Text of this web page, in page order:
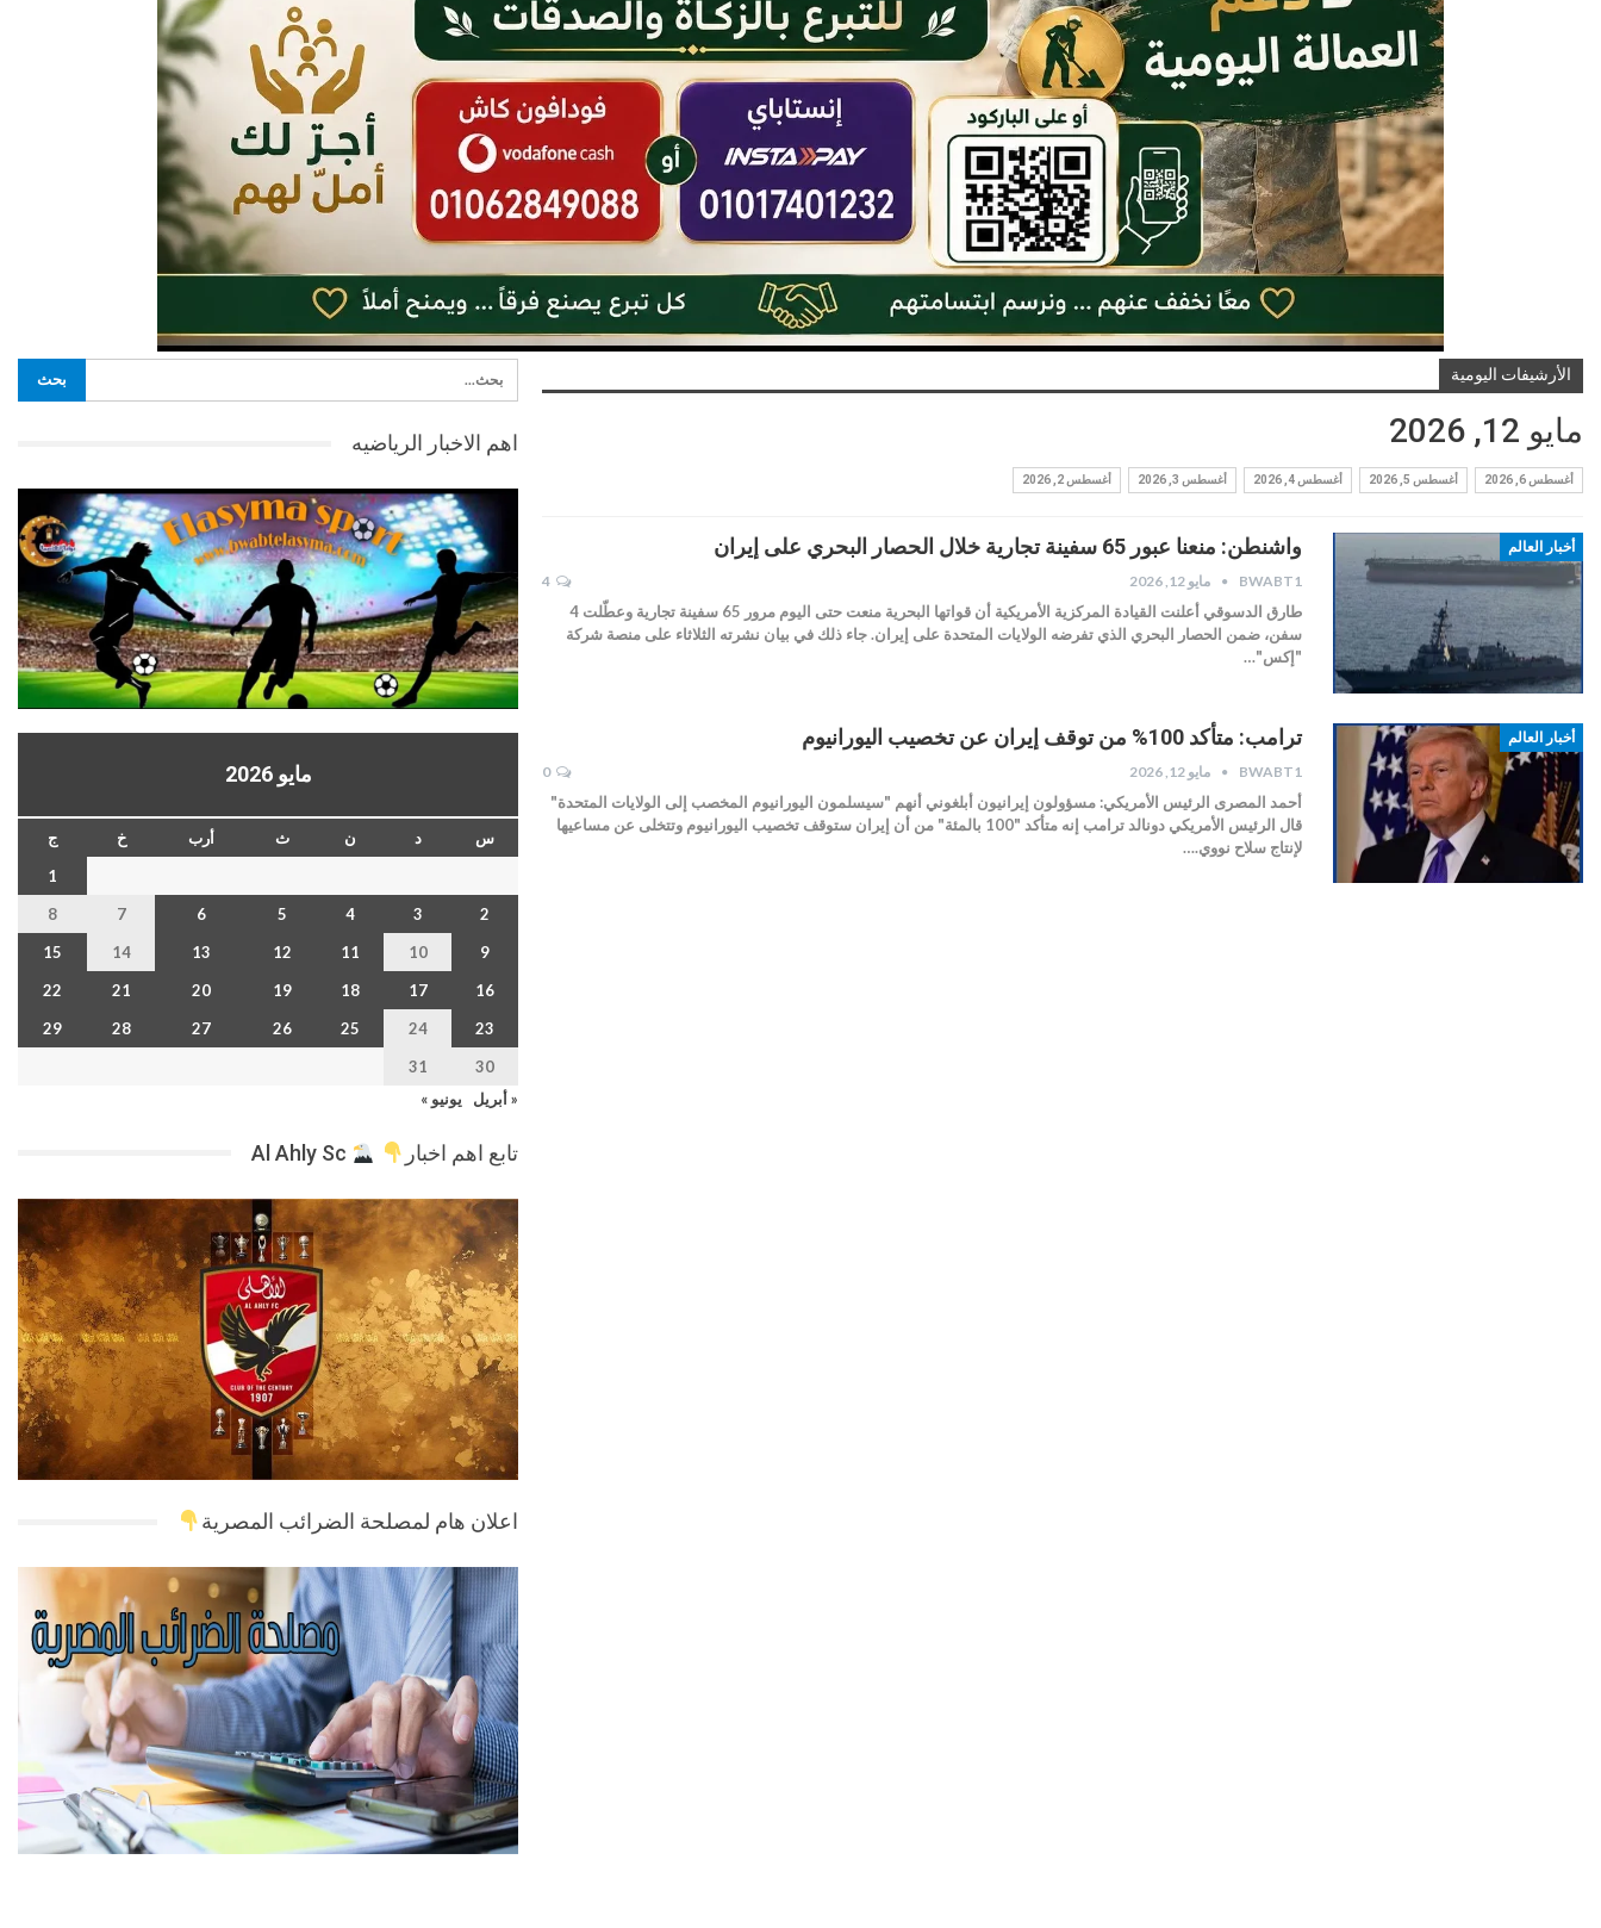
الأرشيفات اليومية
مايو 12, 2026
أغسطس 6, 2026 أغسطس 5, 2026 أغسطس 4, 2026 أغسطس 3, 2026 أغسطس 2, 2026
أخبار العالم واشنطن: منعنا عبور 65 سفينة تجارية خلال الحصار البحري على إيران
BWABT1 مايو 12, 2026
طارق الدسوقي أعلنت القيادة المركزية الأمريكية أن قواتها البحرية منعت حتى اليوم مرور 65 سفينة تجارية وعطّلت 4
سفن، ضمن الحصار البحري الذي تفرضه الولايات المتحدة على إيران. جاء ذلك في بيان نشرته الثلاثاء على منصة شركة
"إكس"…
أخبار العالم ترامب: متأكد 100% من توقف إيران عن تخصيب اليورانيوم
BWABT1 مايو 12, 2026 0
أحمد المصرى الرئيس الأمريكي: مسؤولون إيرانيون أبلغوني أنهم "سيسلمون اليورانيوم المخصب إلى الولايات المتحدة"
قال الرئيس الأمريكي دونالد ترامب إنه متأكد "100 بالمئة" من أن إيران ستوقف تخصيب اليورانيوم وتتخلى عن مساعيها
لإنتاج سلاح نووي.…
اهم الاخبار الرياضيه
مايو 2026
س د ن ث أرب خ
ج
1
2
3
4
5
6
7
8
9
10
11
12
13
14
15
16
17
18
19
20
21
22
23
24
25
26
27
28
29
30
31
« أبريل
يونيو »
تابع اهم اخبار
اعلان هام لمصلحة الضرائب المصرية